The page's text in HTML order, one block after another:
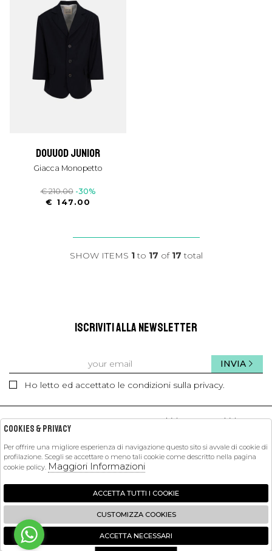
douuod junior
Giacca Monopetto
€ 210.00 -30%
€ 147.00
SHOW ITEMS 1to 17 of 17 total
ISCRIVITI ALLA NEWSLETTER
Ho letto ed accettato le condizioni sulla privacy.
INVIA
kids kids
PETIT PASHA
SHOPPING
EXTRA
Cookies & Privacy
Per offrire una migliore esperienza di navigazione questo sito si avvale di cookie di
profilazione. Scegli se accettare o meno tali cookie come descritto nella pagina
cookie policy. Maggiori Informazioni
ACCETTA TUTTI I COOKIE
CUSTOMIZZA COOKIES
ACCETTA NECESSARI